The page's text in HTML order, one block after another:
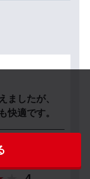
ましたが、
快適です。